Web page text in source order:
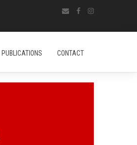
PUBLICATIONS CONTACT